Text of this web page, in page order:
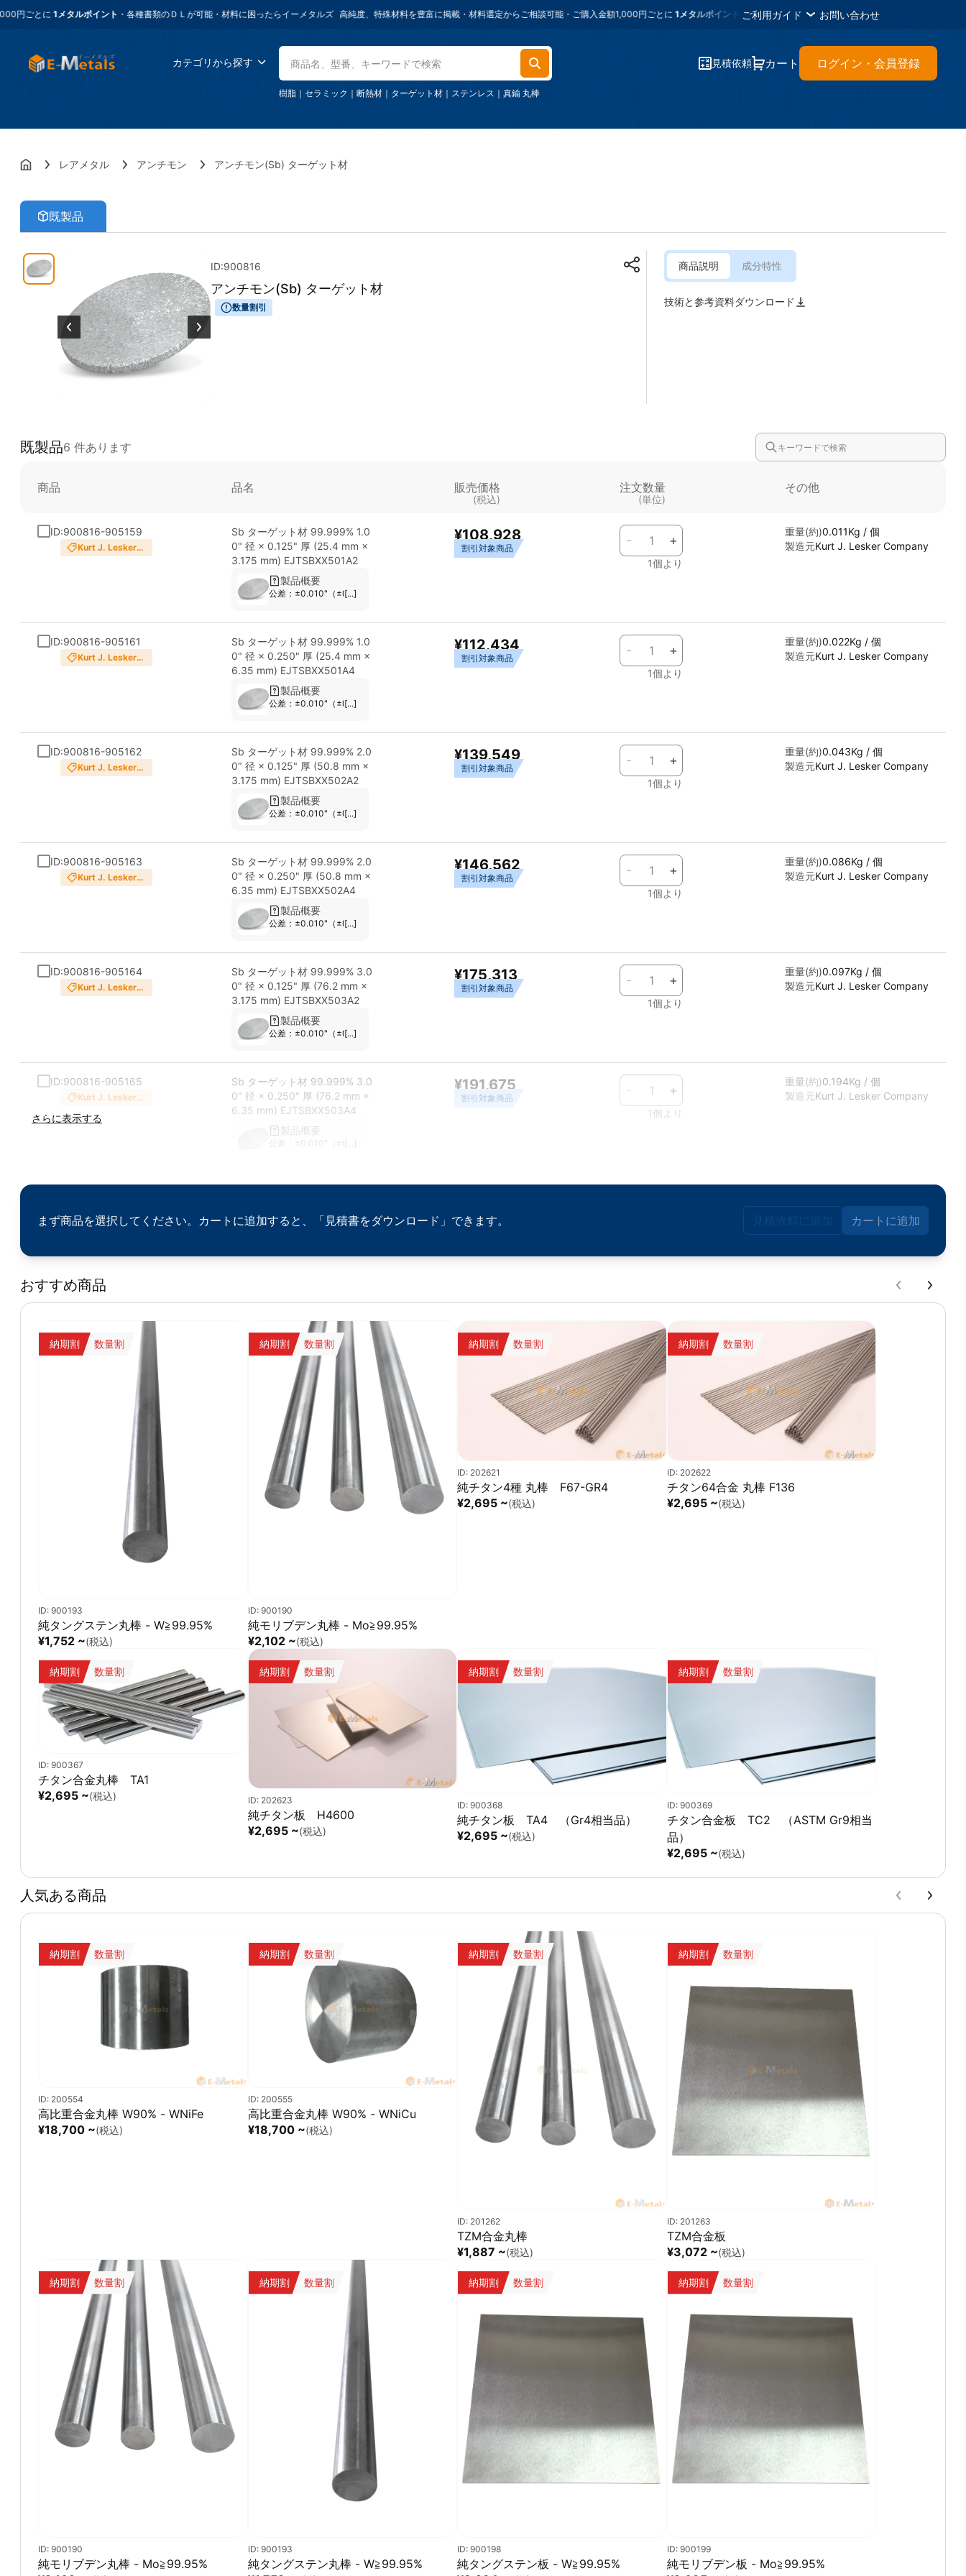
に1メタルポイント・各種書類のＤＬが可能・材料に困ったらイーメタルズ 高純度、特殊材料を豊富に掲載・材料選定からご相談可能・ご購入金額1,000円ごとに1メタルポイント・各種書類のＤＬが可能・材料に困ったらイーメタルズ
ご利用ガイド お問い合わせ
カテゴリから探す
樹脂 ｜ セラミック ｜ 断熱材 ｜ ターゲット材 ｜ ステンレス ｜ 真鍮 丸棒
見積依頼 カート ログイン・会員登録
レアメタル アンチモン アンチモン(Sb) ターゲット材
既製品
ID:900816
アンチモン(Sb) ターゲット材
数量割引
商品説明 成分特性
技術と参考資料ダウンロード
既製品6 件あります
商品 品名 販売価格
(税込)
注文数量
(単位)
その他
ID:900816-905159
Kurt J. Lesker
Company
Sb ターゲット材 99.999% 1.0
0" 径 × 0.125" 厚 (25.4 mm ×
3.175 mm) EJTSBXX501A2
製品概要
公差：±0.010"（±0.254 mm） 対応ガン：MOST STANDARD GUN その他：表面に多少の欠陥あり
[...]
¥108,928
割引対象商品 - +
1個より
重量(約)0.011Kg / 個
製造元Kurt J. Lesker Company
ID:900816-905161
Kurt J. Lesker
Company
Sb ターゲット材 99.999% 1.0
0" 径 × 0.250" 厚 (25.4 mm ×
6.35 mm) EJTSBXX501A4
製品概要
公差：±0.010"（±0.254 mm） 対応ガン：MOST STANDARD GUN その他：表面に多少の欠陥あり
[...]
¥112,434
割引対象商品 - +
1個より
重量(約)0.022Kg / 個
製造元Kurt J. Lesker Company
ID:900816-905162
Kurt J. Lesker
Company
Sb ターゲット材 99.999% 2.0
0" 径 × 0.125" 厚 (50.8 mm ×
3.175 mm) EJTSBXX502A2
製品概要
公差：±0.010"（±0.254 mm） 対応ガン：MOST STANDARD GUN その他：表面に多少の欠陥あり
[...]
¥139,549
割引対象商品 - +
1個より
重量(約)0.043Kg / 個
製造元Kurt J. Lesker Company
ID:900816-905163
Kurt J. Lesker
Company
Sb ターゲット材 99.999% 2.0
0" 径 × 0.250" 厚 (50.8 mm ×
6.35 mm) EJTSBXX502A4
製品概要
公差：±0.010"（±0.254 mm） 対応ガン：MOST STANDARD GUN その他：表面に多少の欠陥あり
[...]
¥146,562
割引対象商品 - +
1個より
重量(約)0.086Kg / 個
製造元Kurt J. Lesker Company
ID:900816-905164
Kurt J. Lesker
Company
Sb ターゲット材 99.999% 3.0
0" 径 × 0.125" 厚 (76.2 mm ×
3.175 mm) EJTSBXX503A2
製品概要
公差：±0.010"（±0.254 mm） 対応ガン：MOST STANDARD GUN その他：表面に多少の欠陥あり
[...]
¥175,313
割引対象商品 - +
1個より
重量(約)0.097Kg / 個
製造元Kurt J. Lesker Company
ID:900816-905165
Kurt J. Lesker
Sb ターゲット材 99.999% 3.0
0" 径 × 0.250" 厚 (76.2 mm ×
6.35 mm) EJTSBXX503A4
製品概要
公差：±0.010"（±0.254 mm） 対応ガン：MOST STANDARD GUN その他：表面に多少の欠陥あり
¥191,675
割引対象商品 +
1個より
重量(約)0.194Kg / 個
製造元Kurt J. Lesker Company
さらに表示する
まず商品を選択してください。カートに追加すると、「見積書をダウンロード」できます。 見積依頼に追加 カートに追加
おすすめ商品
納期割 数量割
ID: 900193
純タングステン丸棒 - W≧99.95%
¥1,752 ~(税込)
納期割 数量割
ID: 900190
純モリブデン丸棒 - Mo≧99.95%
¥2,102 ~(税込)
納期割 数量割
ID: 202621
純チタン4種 丸棒 F67-GR4
¥2,695 ~(税込)
納期割 数量割
ID: 202622
チタン64合金 丸棒 F136
¥2,695 ~(税込)
納期割 数量割
ID: 900367
チタン合金丸棒 TA1
¥2,695 ~(税込)
納期割 数量割
ID: 202623
純チタン板 H4600
¥2,695 ~(税込)
納期割 数量割
ID: 900368
純チタン板 TA4 （Gr4相当品）
¥2,695 ~(税込)
納期割 数量割
ID: 900369
チタン合金板 TC2 （ASTM Gr9相当
品）
¥2,695 ~(税込)
人気ある商品
納期割 数量割
ID: 200554
高比重合金丸棒 W90% - WNiFe
¥18,700 ~(税込)
納期割 数量割
ID: 200555
高比重合金丸棒 W90% - WNiCu
¥18,700 ~(税込)
納期割 数量割
ID: 201262
TZM合金丸棒
¥1,887 ~(税込)
納期割 数量割
ID: 201263
TZM合金板
¥3,072 ~(税込)
納期割 数量割
ID: 900190
純モリブデン丸棒 - Mo≧99.95%
納期割 数量割
ID: 900193
純タングステン丸棒 - W≧99.95%
納期割 数量割
ID: 900198
純タングステン板 - W≧99.95%
納期割 数量割
ID: 900199
純モリブデン板 - Mo≧99.95%